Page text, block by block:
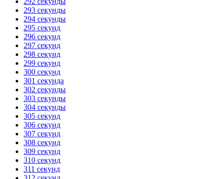
293 секунды
294 секунды
295 секунд
296 секунд
297 секунд
298 секунд
299 секунд
300 секунд
301 секунда
302 секунды
303 секунды
304 секунды
305 секунд
306 секунд
307 секунд
308 секунд
309 секунд
310 секунд
311 секунд